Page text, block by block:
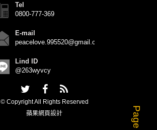
Tel
0800-777-369
E-mail
peacelove.995520@gmail.com
Lind ID
@263wyvcy
© Copyright All Rights Reserved
蘋果網頁設計